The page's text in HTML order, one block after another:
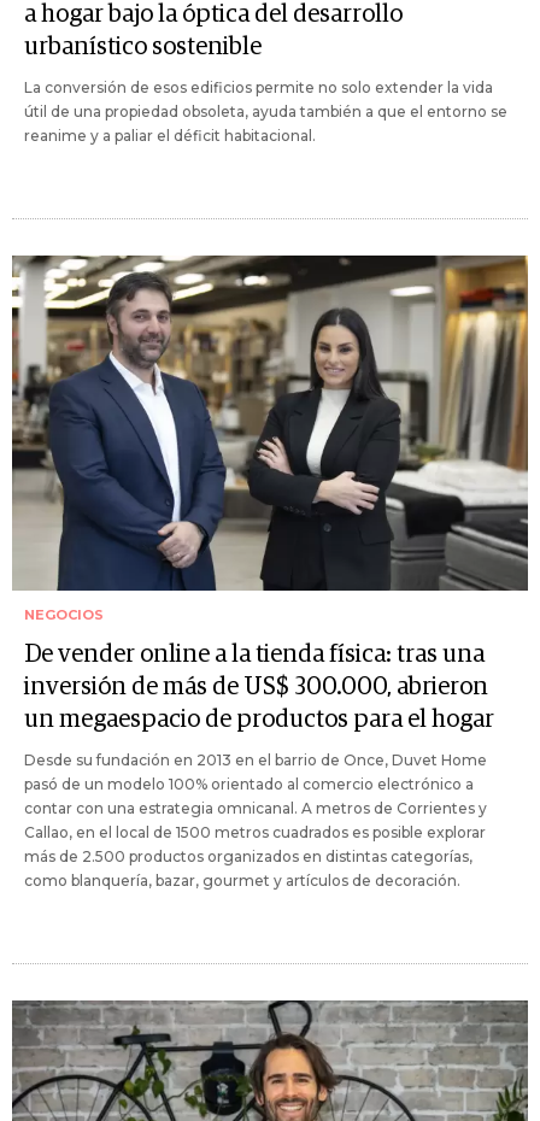
a hogar bajo la óptica del desarrollo
urbanístico sostenible
La conversión de esos edificios permite no solo extender la vida
útil de una propiedad obsoleta, ayuda también a que el entorno se
reanime y a paliar el déficit habitacional.
NEGOCIOS
De vender online a la tienda física: tras una
inversión de más de US$ 300.000, abrieron
un megaespacio de productos para el hogar
Desde su fundación en 2013 en el barrio de Once, Duvet Home
pasó de un modelo 100% orientado al comercio electrónico a
contar con una estrategia omnicanal. A metros de Corrientes y
Callao, en el local de 1500 metros cuadrados es posible explorar
más de 2.500 productos organizados en distintas categorías,
como blanquería, bazar, gourmet y artículos de decoración.